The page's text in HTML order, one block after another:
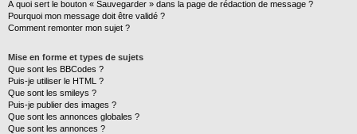
À quoi sert le bouton « Sauvegarder » dans la page de rédaction de message ?
Pourquoi mon message doit être validé ?
Comment remonter mon sujet ?
Mise en forme et types de sujets
Que sont les BBCodes ?
Puis-je utiliser le HTML ?
Que sont les smileys ?
Puis-je publier des images ?
Que sont les annonces globales ?
Que sont les annonces ?